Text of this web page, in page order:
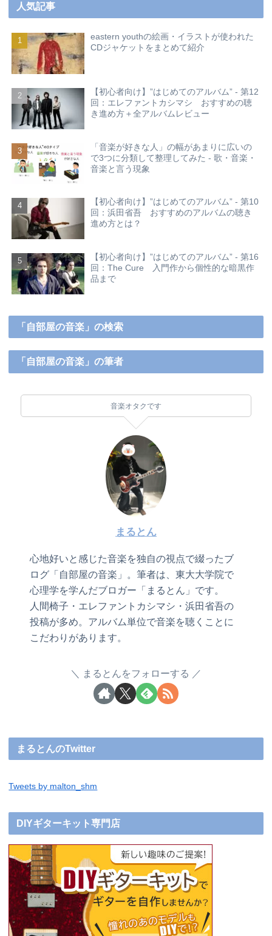
人気記事
eastern youthの絵画・イラストが使われた
CDジャケットをまとめて紹介
【初心者向け】”はじめてのアルバム” - 第12
回：エレファントカシマシ おすすめの聴
き進め方＋全アルバムレビュー
「音楽が好きな人」の幅があまりに広いの
で3つに分類して整理してみた - 歌・音楽・
音楽と言う現象
【初心者向け】”はじめてのアルバム” - 第10
回：浜田省吾 おすすめのアルバムの聴き
進め方とは？
【初心者向け】”はじめてのアルバム” - 第16
回：The Cure 入門作から個性的な暗黒作
品まで
「自部屋の音楽」の検索
「自部屋の音楽」の筆者
音楽オタクです
まるとん
心地好いと感じた音楽を独自の視点で綴ったブ
ログ「自部屋の音楽」。筆者は、東大大学院で
心理学を学んだブロガー「まるとん」です。
人間椅子・エレファントカシマシ・浜田省吾の
投稿が多め。アルバム単位で音楽を聴くことに
こだわりがあります。
まるとんをフォローする
まるとんのTwitter
Tweets by malton_shm
DIYギターキット専門店